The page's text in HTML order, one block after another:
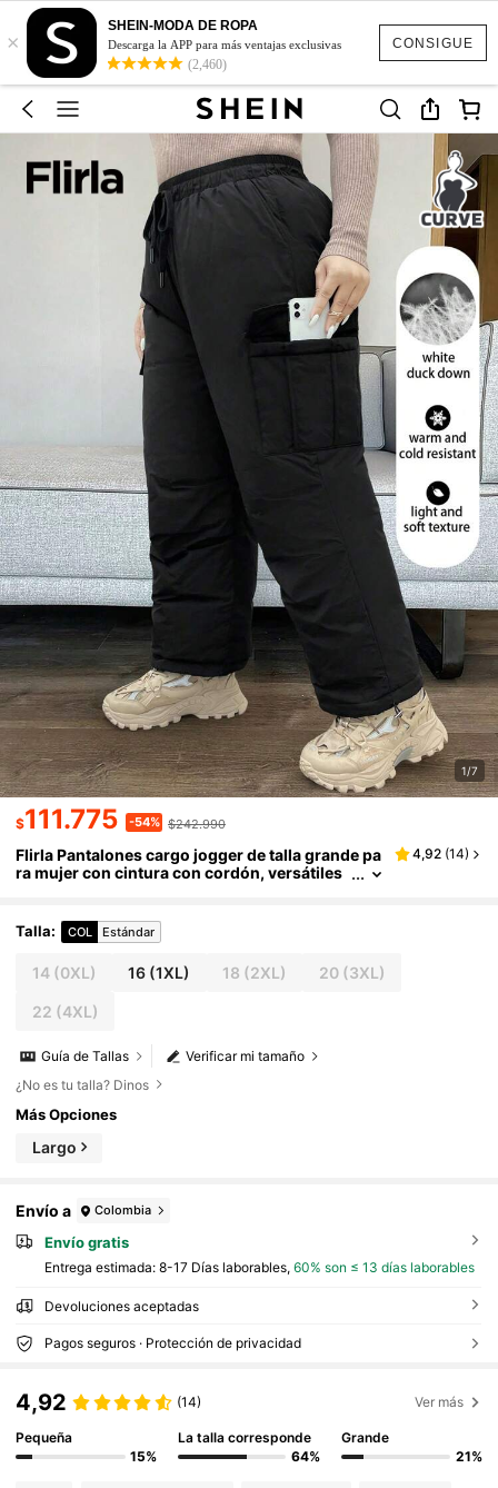
CONSIGUE
×
SHEIN-MODA DE ROPA
Descarga la APP para más ventajas exclusivas
(2,460)
1/7
$111.775 -54% $242.990
Flirla Pantalones cargo jogger de talla grande pa
ra mujer con cintura con cordón, versátiles
4,92 (14)
Talla: COL Estándar
14(0XL) 16 (1XL) 18 (2XL) 20(3XL)
22 (4XL)
Verificar mi tamaño
Guía de Tallas
¿No es tu talla? Dinos
Más Opciones
Largo
Envío a Colombia
Envío gratis
Entrega estimada: 8-17 Días laborables, 60% son ≤ 13 días laborables
Devoluciones aceptadas
Pagos seguros · Protección de privacidad
4,92 (14) Ver más
Pequeña
15%
La talla corresponde
64%
Grande
21%